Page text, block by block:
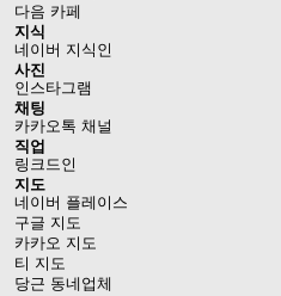
다음 카페
지식
네이버 지식인
사진
인스타그램
채팅
카카오톡 채널
직업
링크드인
지도
네이버 플레이스
구글 지도
카카오 지도
티 지도
당근 동네업체